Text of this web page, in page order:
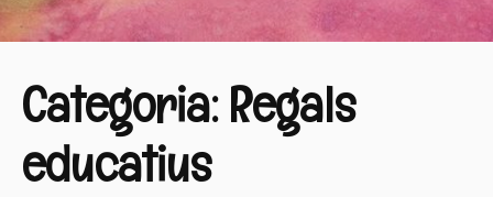
Categoria:Regals
educatius